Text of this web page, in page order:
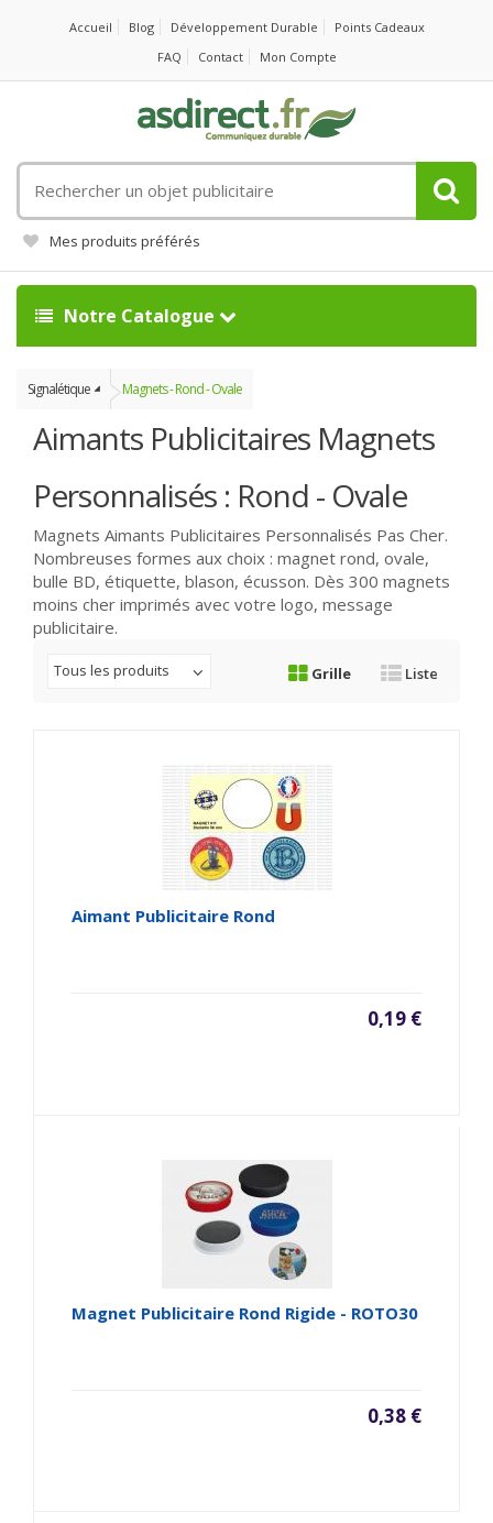
Accueil Blog Développement Durable
Points Cadeaux
FAQ
Contact Mon Compte
un
objet
publicitaire
Mes produits préférés
Notre Catalogue
Signalétique Magnets - Rond - Ovale
Aimants Publicitaires Magnets
Personnalisés : Rond - Ovale
Magnets Aimants Publicitaires Personnalisés Pas Cher.
Nombreuses formes aux choix : magnet rond, ovale,
bulle BD, étiquette, blason, écusson. Dès 300 magnets
moins cher imprimés avec votre logo, message
publicitaire.
Tous les produits Grille Liste
Aimant Publicitaire Rond
0,19 €
Magnet Publicitaire Rond Rigide - ROTO30
0,38 €